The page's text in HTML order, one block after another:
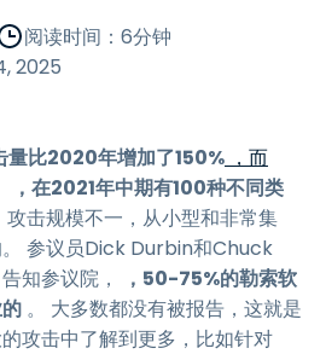
阅读时间：6分钟
2025
量比2020年增加了150% ，而
，在2021年中期有100种不同类
攻击规模不一，从小型和非常集
参议员Dick Durbin和Chuck
知参议院，
，50-75%的勒索软
。 大多数都没有被报告，这就是
攻击中了解到更多，比如针对